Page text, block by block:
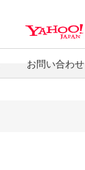
お問い合わせ